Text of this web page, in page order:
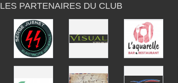
LES PARTENAIRES DU CLUB